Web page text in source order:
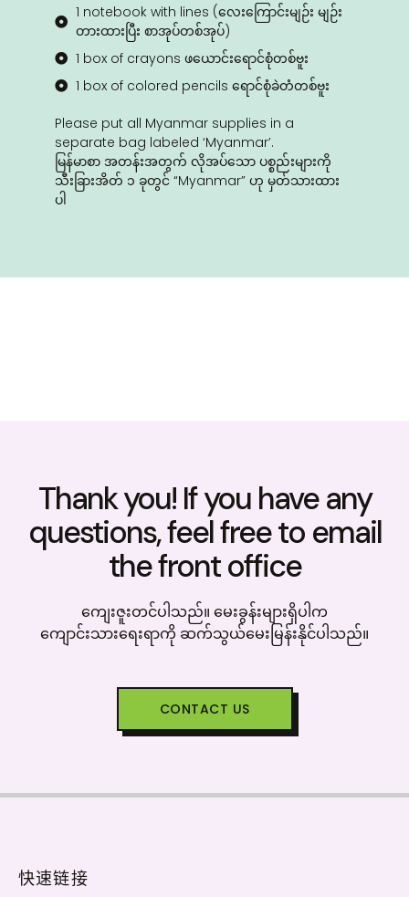
1 notebook with lines (လေးကြောင်းမျဉ်း မျဉ်း
တားထားပြီး စာအုပ်တစ်အုပ်)
1 box of crayons ဖယောင်းရောင်စုံတစ်ဗူး
1 box of colored pencils ရောင်စုံခဲတံတစ်ဗူး
Please put all Myanmar supplies in a
separate bag labeled ‘Myanmar’.
မြန်မာစာ အတန်းအတွက် လိုအ‌ပ်‌သော ပစ္စည်းများကို
သီးခြားအိတ် ၁ ခုတွင် “Myanmar” ဟု မှတ်သားထား
ပါ
Thank you! If you have any
questions, feel free to email
the front office
‌ကျေးဇူးတင်ပါသည်။ ‌မေးခွန်းများရှိပါက
‌ကျောင်းသား‌ရေးရာကို ဆက်သွယ်‌မေးမြန်းနိုင်ပါသည်။
CONTACT US
快速链接